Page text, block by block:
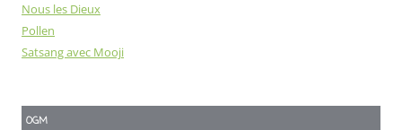
Nous les Dieux
Pollen
Satsang avec Mooji
OGM